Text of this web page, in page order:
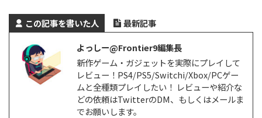
この記事を書いた人
最新記事
よっしー@Frontier9編集長
新作ゲーム・ガジェットを実際にプレイして
レビュー！PS4/PS5/Switchi/Xbox/PCゲー
ムと全種類プレイしたい！ レビューや紹介な
どの依頼はTwitterのDM、もしくはメールま
でお願いします。